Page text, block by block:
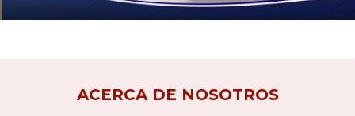
ACERCA DE NOSOTROS